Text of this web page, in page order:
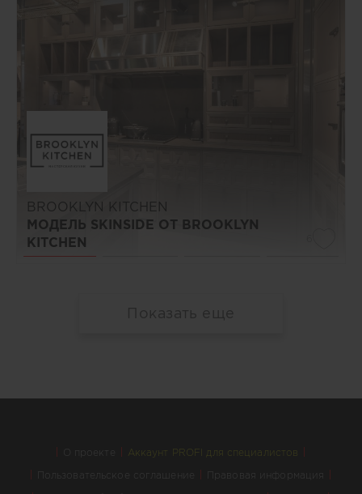
BROOKLYN KITCHEN
МОДЕЛЬ SKINSIDE ОТ BROOKLYN
KITCHEN
О проекте Аккаунт PROFI для специалистов
Пользовательское соглашение Правовая информация